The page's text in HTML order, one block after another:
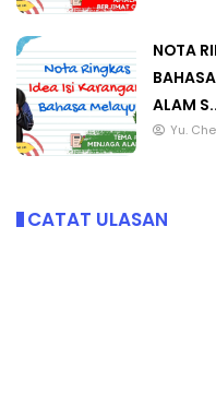
NOTA
ALAM
Yu.
CATAT ULASAN